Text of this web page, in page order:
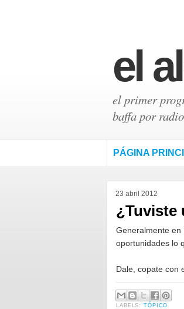
el
el primer
baffa por
PÁGINA
23 abril 2012
¿Tuviste
Generalmente en
oportunidades lo
Dale, copate con
LABELS:TÓPICO